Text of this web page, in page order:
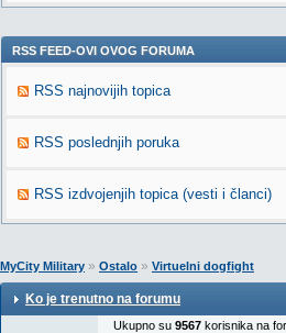
RSS FEED-OVI OVOG FORUMA
RSS najnovijih topica
RSS poslednjih poruka
RSS izdvojenjih topica (vesti i članci)
MyCity Military » Ostalo » Virtuelni dogfight
Ko je trenutno na forumu
Ukupno su 9567 korisnika na